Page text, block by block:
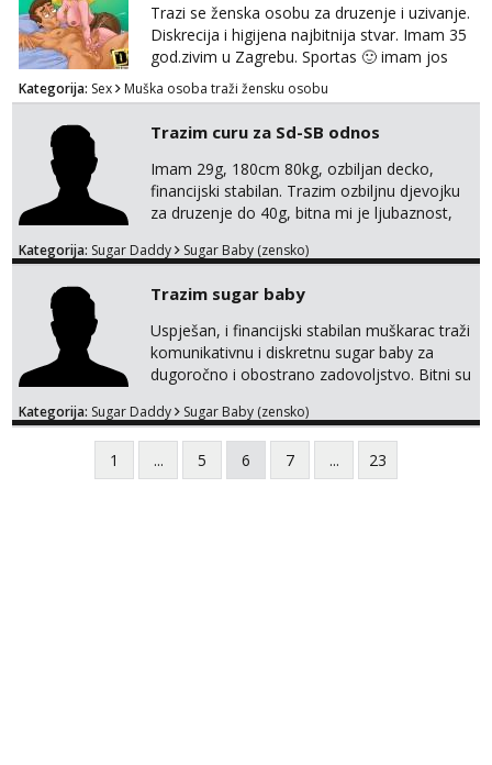
Trazi se ženska osobu za druzenje i uzivanje.
Diskrecija i higijena najbitnija stvar. Imam 35
god.zivim u Zagrebu. Sportas 🙂 imam jos
kondicije 🤣 Za sve informacije i dogovore na
mail I molim samo ozbiljne i zainteresirane
😉!! I molim takoder da se ne javljaju muski!!!
Pozdrav
Kategorija: Sex Muška osoba traži žensku osobu
Trazim curu za Sd-SB odnos
Imam 29g, 180cm 80kg, ozbiljan decko,
financijski stabilan. Trazim ozbiljnu djevojku
za druzenje do 40g, bitna mi je ljubaznost,
predstavis sa opisom i slikom, o nagradi
Kategorija: Sugar Daddy Sugar Baby (zensko)
Trazim sugar baby
Uspješan, i financijski stabilan muškarac traži
komunikativnu i diskretnu sugar baby za
dugoročno i obostrano zadovoljstvo. Bitni su
dogovor bez komplikacija. Nagrada
financijska se podrazumjeva. Ako znaš što
želiš – javi se privatno s kratkim opisom i
fotografijom.
Kategorija: Sugar Daddy Sugar Baby (zensko)
1 ... 5 6 7 ... 23